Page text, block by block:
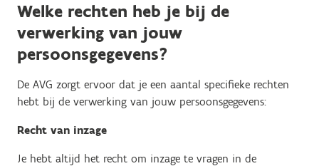
Welke rechten heb je bij de
verwerking van jouw
persoonsgegevens?
De AVG zorgt ervoor dat je een aantal specifieke rechten
hebt bij de verwerking van jouw persoonsgegevens:
Recht van inzage
Je hebt altijd het recht om inzage te vragen in de